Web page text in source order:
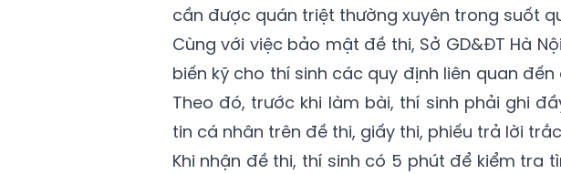
cần được quán triệt thường xuyên trong suốt
Cùng với việc bảo mật đề thi, Sở GD&ĐT Hà
biến kỹ cho thí sinh các quy định liên quan
Theo đó, trước khi làm bài, thí sinh phải ghi
tin cá nhân trên đề thi, giấy thi, phiếu trả lời
Khi nhận đề thi, thí sinh có 5 phút để kiểm tra